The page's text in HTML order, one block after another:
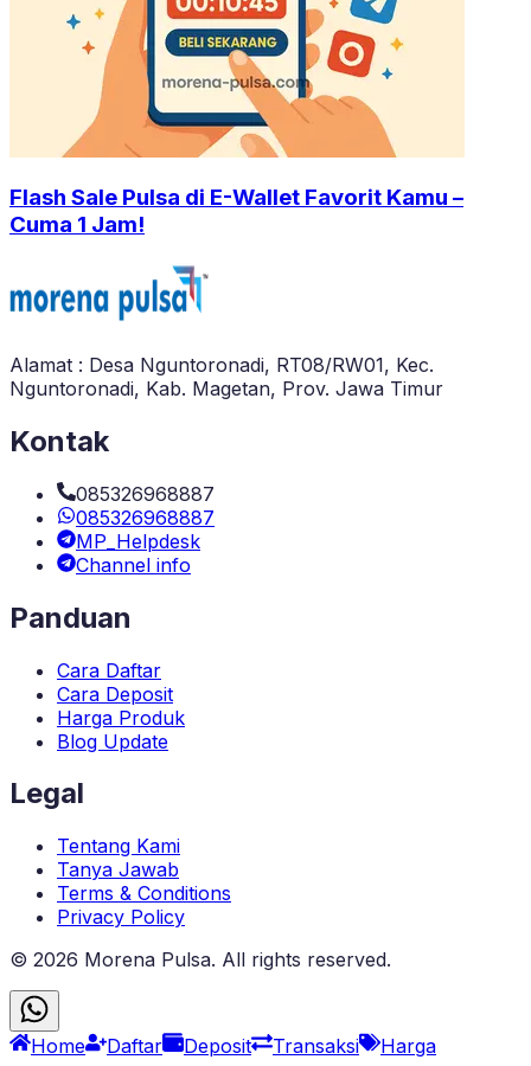
Flash Sale Pulsa di E-Wallet Favorit Kamu –
Cuma 1 Jam!
Alamat : Desa Nguntoronadi, RT08/RW01, Kec.
Nguntoronadi, Kab. Magetan, Prov. Jawa Timur
Kontak
085326968887
085326968887
MP_Helpdesk
Channel info
Panduan
Cara Daftar
Cara Deposit
Harga Produk
Blog Update
Legal
Tentang Kami
Tanya Jawab
Terms & Conditions
Privacy Policy
© 2026 Morena Pulsa. All rights reserved.
Home Daftar Deposit Transaksi Harga